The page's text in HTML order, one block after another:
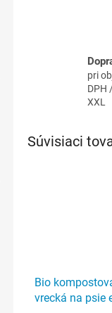
pri
DPH
XXL
Súvisiaci
Bio
vrecká na psie